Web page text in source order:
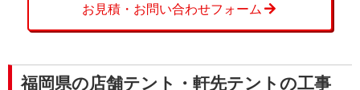
お見積・お問い合わせフォーム
福岡県の店舗テント・軒先テントの工事